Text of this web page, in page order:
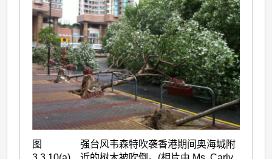
图
强台风韦森特吹袭香港期间奥海城附